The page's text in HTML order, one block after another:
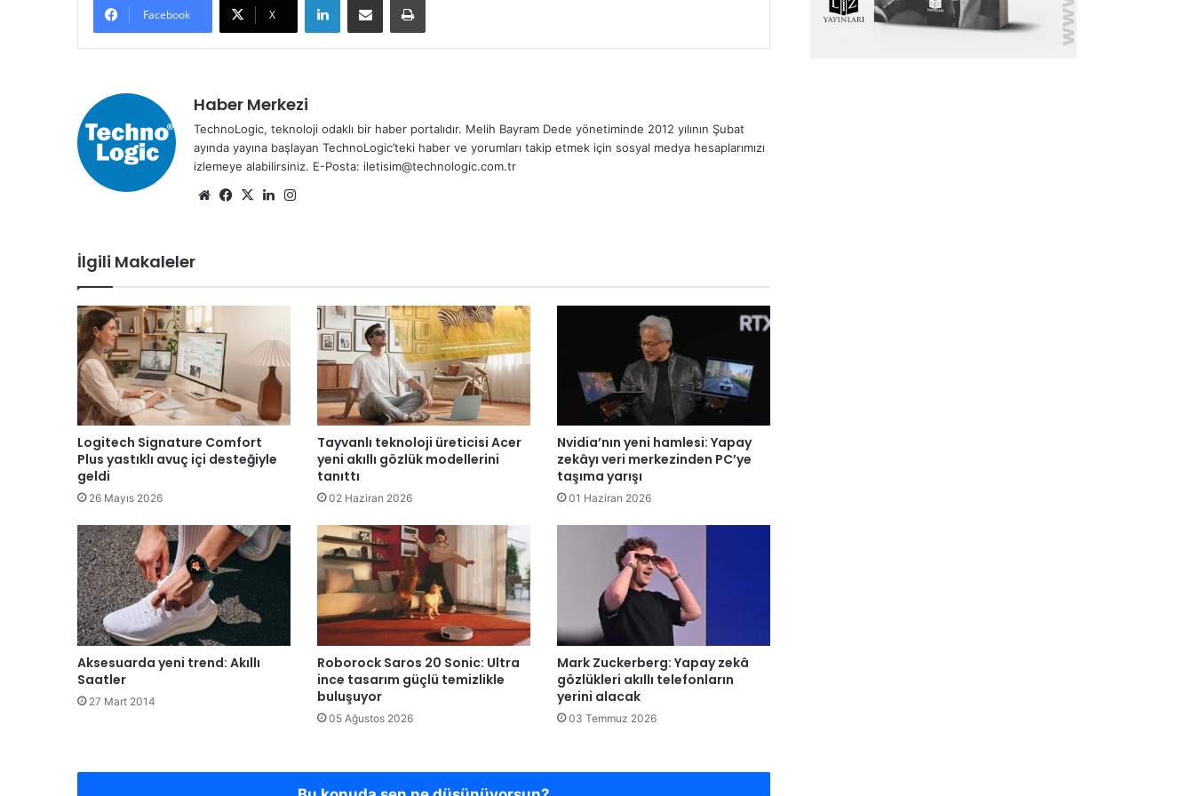
Facebook X
Haber Merkezi
TechnoLogic, teknoloji odaklı bir haber portalıdır. Melih Bayram Dede yönetiminde 2012 yılının Şubat
ayında yayına başlayan TechnoLogic’teki haber ve yorumları takip etmek için sosyal medya hesaplarımızı
izlemeye alabilirsiniz. E-Posta: iletisim@technologic.com.tr
We Fa
X
Lin
İlgili Makaleler
Logitech Signature Comfort
Plus yastıklı avuç içi desteğiyle
geldi
26 Mayıs 2026
Tayvanlı teknoloji üreticisi Acer
yeni akıllı gözlük modellerini
tanıttı
02 Haziran 2026
Nvidia’nın yeni hamlesi: Yapay
zekâyı veri merkezinden PC’ye
taşıma yarışı
01 Haziran 2026
Aksesuarda yeni trend: Akıllı
Saatler
27 Mart 2014
Roborock Saros 20 Sonic: Ultra
ince tasarım güçlü temizlikle
buluşuyor
05 Ağustos 2026
Mark Zuckerberg: Yapay zekâ
gözlükleri akıllı telefonların
yerini alacak
03 Temmuz 2026